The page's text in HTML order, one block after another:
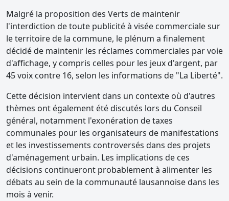
Malgré la proposition des Verts de maintenir
l'interdiction de toute publicité à visée commerciale sur
le territoire de la commune, le plénum a finalement
décidé de maintenir les réclames commerciales par voie
d'affichage, y compris celles pour les jeux d'argent, par
45 voix contre 16, selon les informations de "La Liberté".
Cette décision intervient dans un contexte où d'autres
thèmes ont également été discutés lors du Conseil
général, notamment l'exonération de taxes
communales pour les organisateurs de manifestations
et les investissements controversés dans des projets
d'aménagement urbain. Les implications de ces
décisions continueront probablement à alimenter les
débats au sein de la communauté lausannoise dans les
mois à venir.